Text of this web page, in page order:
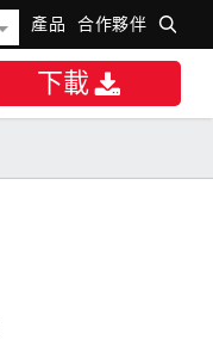
產品 合作夥伴
下載